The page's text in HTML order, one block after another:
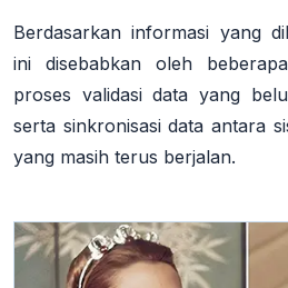
Berdasarkan informasi yang
ini disebabkan oleh
proses validasi data yang
serta sinkronisasi data antara
yang masih terus berjalan.